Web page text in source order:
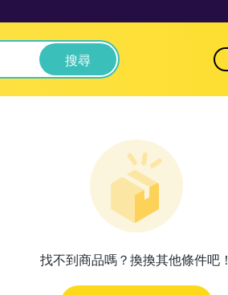
搜尋
找不到商品嗎？換換其他條件吧！